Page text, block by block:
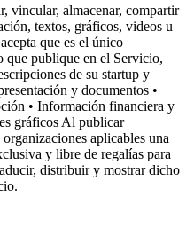
vincular, almacenar, compartir
textos, gráficos, videos u
que es el único
que publique en el Servicio,
de su startup y
y documentos •
• Información financiera y
gráficos Al publicar
aplicables una
y libre de regalías para
distribuir y mostrar dicho